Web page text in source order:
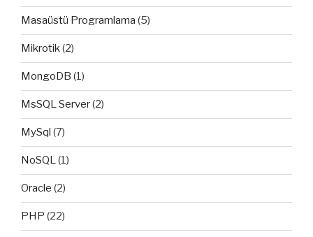
Masaüstü Programlama (5)
Mikrotik(2)
MongoDB (1)
MsSQL Server(2)
MySql (7)
NoSQL(1)
Oracle (2)
PHP (22)